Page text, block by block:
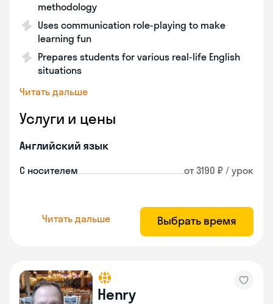
methodology
Uses communication role-playing to make
learning fun
Prepares students for various real-life English
situations
Читать дальше
Услуги и цены
Английский язык
С носителем от 3190 ₽ / урок
Читать дальше Выбрать время
Henry